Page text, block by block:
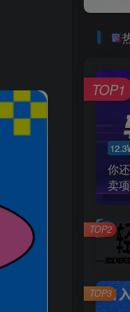
你
卖
TOP1
TOP2
TOP3